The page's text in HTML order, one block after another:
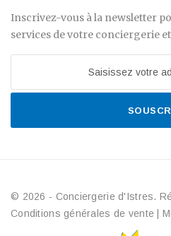
Inscrivez-vous à la newsletter
services de votre conciergerie
© 2026 - Conciergerie d'Istres.
Conditions générales de vente